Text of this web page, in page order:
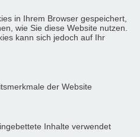
in Ihrem Browser gespeichert,
wie Sie diese Website nutzen.
kann sich jedoch auf Ihr
der Website
Inhalte verwendet